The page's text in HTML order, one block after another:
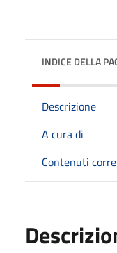
INDICE DELLA
Descrizione
A cura di
Contenuti